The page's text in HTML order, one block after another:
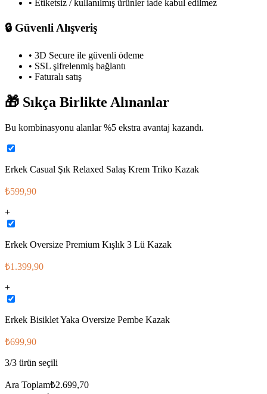
• Etiketsiz / kullanılmış ürünler iade kabul edilmez
🔒 Güvenli Alışveriş
• 3D Secure ile güvenli ödeme
• SSL şifrelenmiş bağlantı
• Faturalı satış
🎁 Sıkça Birlikte Alınanlar
Bu kombinasyonu alanlar %5 ekstra avantaj kazandı.
Erkek Casual Şık Relaxed Salaş Krem Triko Kazak
₺599,90
+
Erkek Oversize Premium Kışlık 3 Lü Kazak
₺1.399,90
+
Erkek Bisiklet Yaka Oversize Pembe Kazak
₺699,90
3/3 ürün seçili
Ara Toplam₺2.699,70